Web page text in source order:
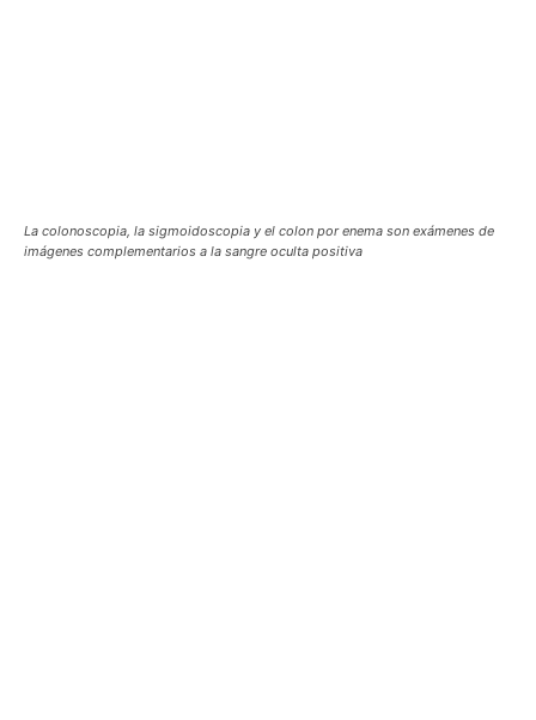
La colonoscopia, la sigmoidoscopia y el colon por enema son exámenes de
imágenes complementarios a la sangre oculta positiva